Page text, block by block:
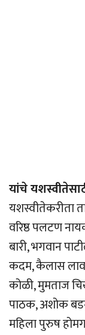
यांचे
यशस्वीतेकरीता
वरिष्ठ पलटण
बारी, भगवान
कदम, कैलास
कोळी, मुमताज
पाठक, अशोक
महिला पुरुष